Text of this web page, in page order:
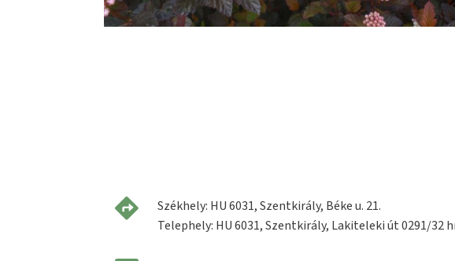
Székhely: HU 6031, Szentkirály, Béke u. 21.
Telephely: HU 6031, Szentkirály, Lakiteleki út 0291/32